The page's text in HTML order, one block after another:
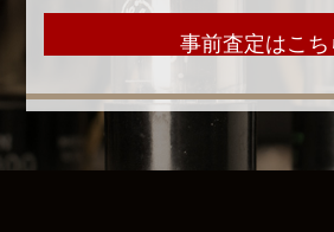
事前査定はこち